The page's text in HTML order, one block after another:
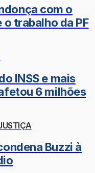
com o
trabalho da PF
INSS e mais
6 milhões
Buzzi à